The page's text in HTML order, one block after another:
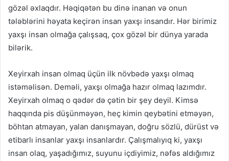
gözəl əxlaqdır. Həqiqətən bu dinə inanan və onun
tələblərini həyata keçirən insan yaxşı insandır. Hər birimiz
yaxşı insan olmağa çalışsaq, çox gözəl bir dünya yarada
bilərik.
Xeyirxah insan olmaq üçün ilk növbədə yaxşı olmaq
istəməlisən. Deməli, yaxşı olmağa hazır olmaq lazımdır.
Xeyirxah olmaq o qədər də çətin bir şey deyil. Kimsə
haqqında pis düşünməyən, heç kimin qeybətini etməyən,
böhtan atmayan, yalan danışmayan, doğru sözlü, dürüst və
etibarlı insanlar yaxşı insanlardır. Çalışmalıyıq ki, yaxşı
insan olaq, yaşadığımız, suyunu içdiyimiz, nəfəs aldığımız